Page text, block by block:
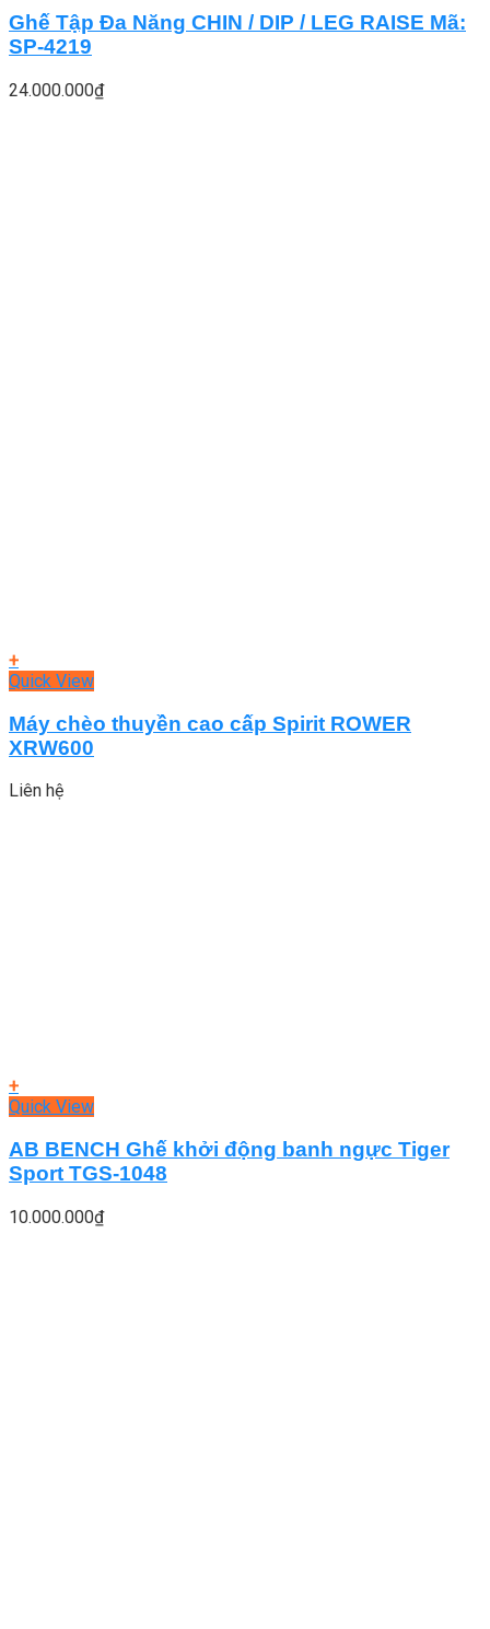
Ghế Tập Đa Năng CHIN / DIP / LEG RAISE Mã:
SP-4219
24.000.000₫
+
Quick View
Máy chèo thuyền cao cấp Spirit ROWER
XRW600
Liên hệ
+
Quick View
AB BENCH Ghế khởi động banh ngực Tiger
Sport TGS-1048
10.000.000₫